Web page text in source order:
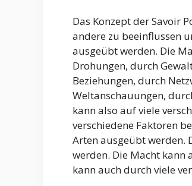
Das Konzept der Savoir
andere zu beeinflussen
ausgeübt werden. Die
Drohungen, durch
Beziehungen, durch
Weltanschauungen,
kann also auf viele
verschiedene Faktoren
Arten ausgeübt werden.
werden. Die Macht kann
kann auch durch viele